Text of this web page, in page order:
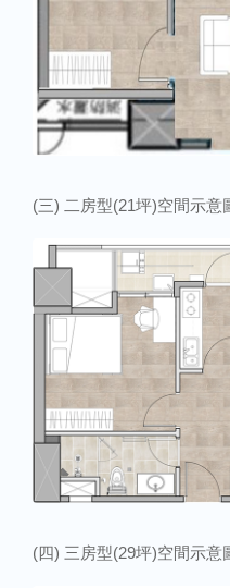
(三) 二房型(21坪)空間示意
(四) 三房型(29坪)空間示意